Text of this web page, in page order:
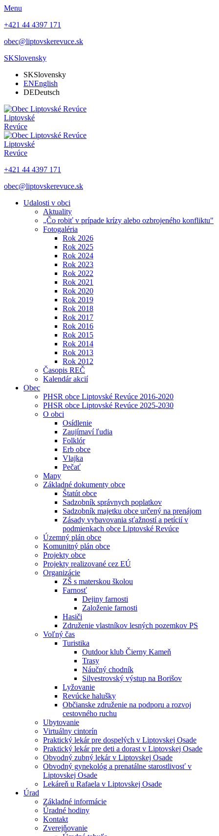
Menu
+421 44 4397 171
obec@liptovskerevuce.sk
SKSlovensky
SKSlovensky
ENEnglish
DEDeutsch
Liptovské
Revúce
Liptovské
Revúce
+421 44 4397 171
obec@liptovskerevuce.sk
Udalosti v obci
Aktuality
„Čo robiť v prípade krízy alebo ozbrojeného konfliktu"
Fotogaléria
Rok 2026
Rok 2025
Rok 2024
Rok 2023
Rok 2022
Rok 2021
Rok 2020
Rok 2019
Rok 2018
Rok 2017
Rok 2016
Rok 2015
Rok 2014
Rok 2013
Rok 2012
Časopis REČ
Kalendár akcií
Obec
PHSR obce Liptovské Revúce 2016-2020
PHSR obce Liptovské Revúce 2025-2030
O obci
Osídlenie
Zaujímaví ľudia
Folklór
Erb obce
Vlajka
Pečať
Mapy
Základné dokumenty obce
Štatút obce
Sadzobník správnych poplatkov
Sadzobník majetku obce určený na prenájom
Zásady vybavovania sťažností a petícií v
podmienkach obce Liptovské Revúce
Územný plán obce
Komunitný plán obce
Projekty obce
Projekty realizované cez EÚ
Organizácie
ZŠ s materskou školou
Farnosť
Dejiny farnosti
Založenie farnosti
Hasiči
Združenie vlastníkov lesných pozemkov PS
Voľný čas
Turistika
Outdoor klub Čierny Kameň
Trasy
Náučný chodník
Silvestrovský výstup na Borišov
Lyžovanie
Revúcke halušky
Občianske združenie na podporu a rozvoj
cestovného ruchu
Ubytovanie
Virtuálny cintorín
Praktický lekár pre dospelých v Liptovskej Osade
Praktický lekár pre deti a dorast v Liptovskej Osade
Obvodný zubný lekár v Liptovskej Osade
Obvodný gynekológ a prenatálne starostlivosť v
Liptovskej Osade
Lekáreň u Rafaela v Liptovskej Osade
Úrad
Základné informácie
Úradné hodiny
Kontakt
Zverejňovanie